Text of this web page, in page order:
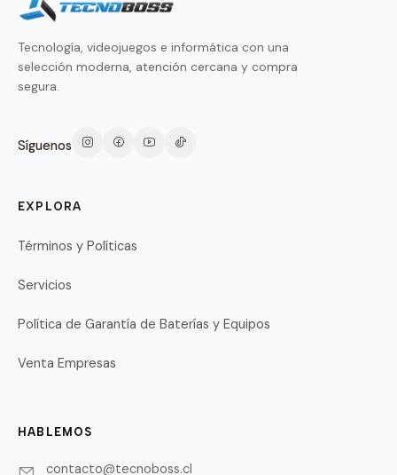
Tecnología, videojuegos e informática con una
selección moderna, atención cercana y compra
segura.
Síguenos
EXPLORA
Términos y Políticas
Servicios
Política de Garantía de Baterías y Equipos
Venta Empresas
HABLEMOS
contacto@tecnoboss.cl